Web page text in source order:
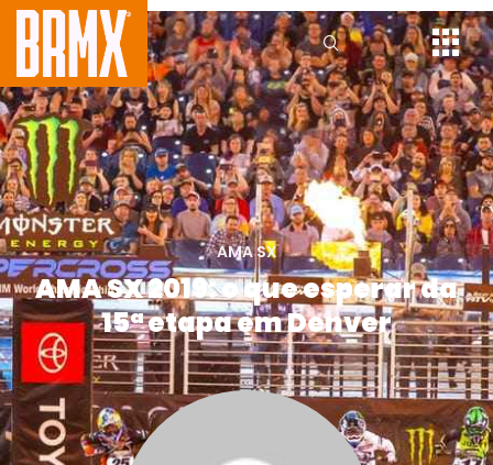
AMA SX
AMA SX 2019: o que esperar da
15ª etapa em Denver